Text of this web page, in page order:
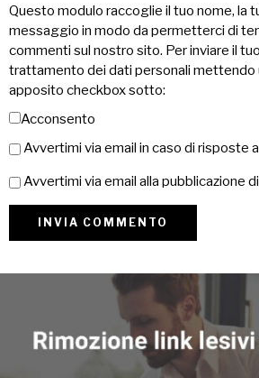
Questo modulo raccoglie il tuo nome, la
messaggio in modo da permetterci di
commenti sul nostro sito. Per inviare il
trattamento dei dati personali mettendo
apposito checkbox sotto:
Acconsento
Avvertimi via email in caso di risposte
Avvertimi via email alla pubblicazione